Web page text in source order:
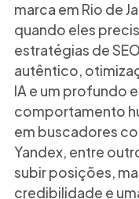
marca em Rio de
quando eles
estratégias de
autêntico,
IA e um profundo
comportamento
em buscadores
Yandex, entre
subir posições,
credibilidade e